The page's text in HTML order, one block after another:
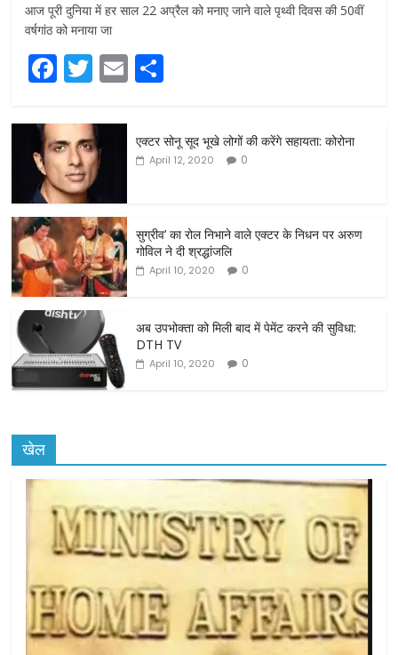
आज पूरी दुनिया में हर साल 22 अप्रैल को मनाए जाने वाले पृथ्वी दिवस की 50वीं
वर्षगांठ को मनाया जा
F
a
c
e
b
o
o
k
T
w
itt
er
E
m
ar
e
एक्टर सोनू सूद भूखे लोगों की करेंगे सहायता: कोरोना
April 12, 2020 0
सुग्रीव’ का रोल निभाने वाले एक्टर के निधन पर अरुण
गोविल ने दी श्रद्धांजलि
April 10, 2020 0
अब उपभोक्ता को मिली बाद में पेमेंट करने की सुविधा:
DTH TV
April 10, 2020 0
खेल